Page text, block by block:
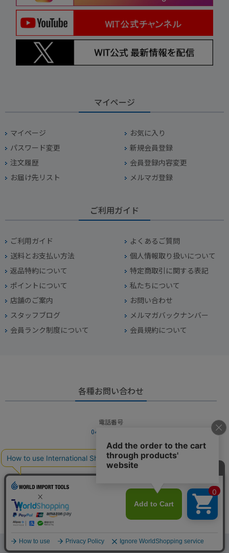
マイページ
マイページ
お気に入り
パスワード変更
新規会員登録
注文履歴
会員登録内容変更
お届け先リスト
メルマガ登録
ご利用ガイド
ご利用ガイド
よくあるご質問
送料とお支払い方法
個人情報取り扱いについて
返品特約について
特定商取引に関する表記
ポイントについて
私たちについて
店舗のご案内
お問い合わせ
スタッフブログ
メルマガバックナンバー
会員ランク制度について
会員規約について
各種お問い合わせ
電話番号
045-949-2451
営業時間
10：00～19：00
お問い合わせフォームからお問い合わせ
Copyright © WORLD IMPORT TOOLS All rights reserved.